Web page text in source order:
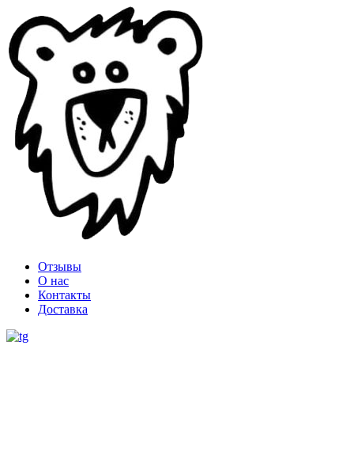
Отзывы
О нас
Контакты
Доставка